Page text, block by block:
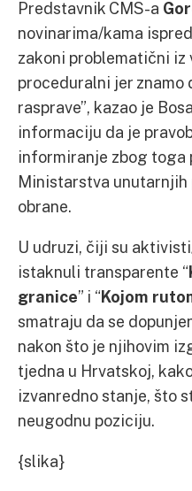
Predstavnik CMS-a
novinarima/kama
zakoni problematični iz
proceduralni jer znamo
rasprave”, kazao je
informaciju da je
informiranje zbog toga
Ministarstva
obrane.
U udruzi, čiji su
istaknuli transparente “
granice” i “Kojom
smatraju da se
nakon što je njihovim
tjedna u Hrvatskoj,
izvanredno stanje, što
neugodnu poziciju.
{slika}